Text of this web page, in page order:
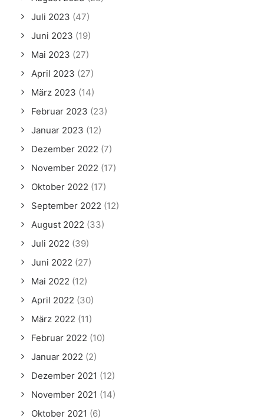
Juli 2023 (47)
Juni 2023 (19)
Mai 2023 (27)
April 2023 (27)
März 2023 (14)
Februar 2023 (23)
Januar 2023 (12)
Dezember 2022 (7)
November 2022 (17)
Oktober 2022 (17)
September 2022 (12)
August 2022 (33)
Juli 2022 (39)
Juni 2022 (27)
Mai 2022 (12)
April 2022 (30)
März 2022 (11)
Februar 2022 (10)
Januar 2022 (2)
Dezember 2021 (12)
November 2021 (14)
Oktober 2021 (6)